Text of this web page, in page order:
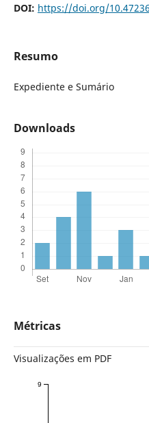
DOI: https://doi.org/
Resumo
Expediente e Sumário
Downloads
Métricas
Visualizações em PDF
9